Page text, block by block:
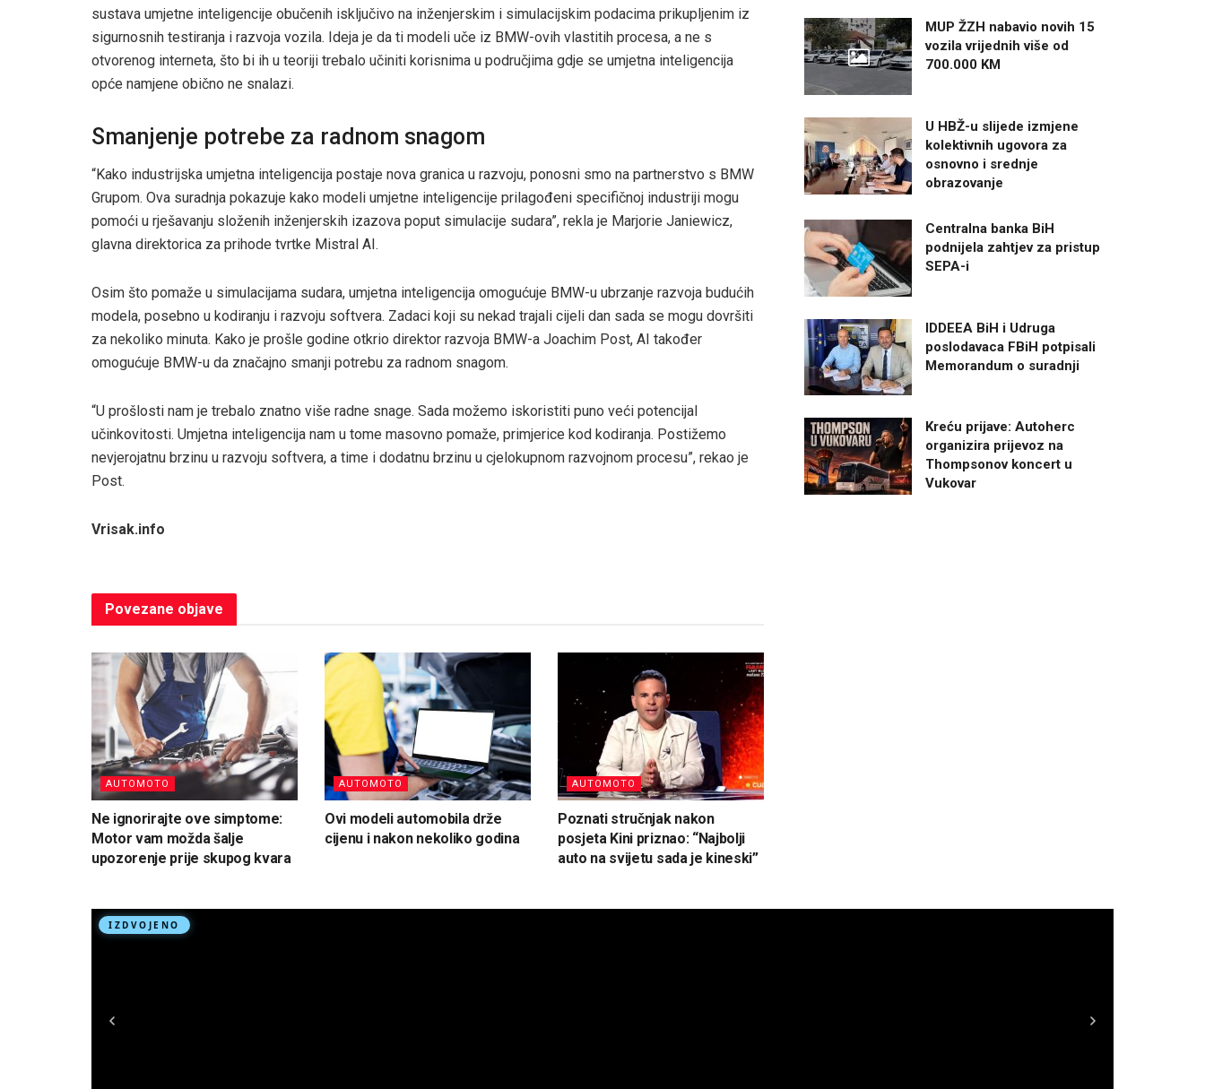
sustava umjetne inteligencije obučenih isključivo na inženjerskim i simulacijskim podacima prikupljenim iz
sigurnosnih testiranja i razvoja vozila. Ideja je da ti modeli uče iz BMW-ovih vlastitih procesa, a ne s
otvorenog interneta, što bi ih u teoriji trebalo učiniti korisnima u područjima gdje se umjetna inteligencija
opće namjene obično ne snalazi.
Smanjenje potrebe za radnom snagom
“Kako industrijska umjetna inteligencija postaje nova granica u razvoju, ponosni smo na partnerstvo s BMW
Grupom. Ova suradnja pokazuje kako modeli umjetne inteligencije prilagođeni specifičnoj industriji mogu
pomoći u rješavanju složenih inženjerskih izazova poput simulacije sudara”, rekla je Marjorie Janiewicz,
glavna direktorica za prihode tvrtke Mistral AI.
Osim što pomaže u simulacijama sudara, umjetna inteligencija omogućuje BMW-u ubrzanje razvoja budućih
modela, posebno u kodiranju i razvoju softvera. Zadaci koji su nekad trajali cijeli dan sada se mogu dovršiti
za nekoliko minuta. Kako je prošle godine otkrio direktor razvoja BMW-a Joachim Post, AI također
omogućuje BMW-u da značajno smanji potrebu za radnom snagom.
“U prošlosti nam je trebalo znatno više radne snage. Sada možemo iskoristiti puno veći potencijal
učinkovitosti. Umjetna inteligencija nam u tome masovno pomaže, primjerice kod kodiranja. Postižemo
nevjerojatnu brzinu u razvoju softvera, a time i dodatnu brzinu u cjelokupnom razvojnom procesu”, rekao je
Post.
Vrisak.info
Povezane objave
AUTOMOTO
Ne ignorirajte ove simptome:
Motor vam možda šalje
upozorenje prije skupog kvara
AUTOMOTO
Ovi modeli automobila drže
cijenu i nakon nekoliko godina
AUTOMOTO
Poznati stručnjak nakon
posjeta Kini priznao: “Najbolji
auto na svijetu sada je kineski”
MUP ŽZH nabavio novih 15
vozila vrijednih više od
700.000 KM
U HBŽ-u slijede izmjene
kolektivnih ugovora za
osnovno i srednje
obrazovanje
Centralna banka BiH
podnijela zahtjev za pristup
SEPA-i
IDDEEA BiH i Udruga
poslodavaca FBiH potpisali
Memorandum o suradnji
Kreću prijave: Autoherc
organizira prijevoz na
Thompsonov koncert u
Vukovar